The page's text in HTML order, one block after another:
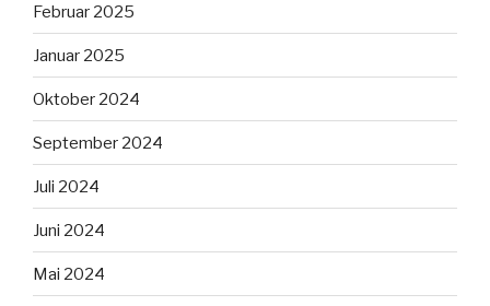
Februar 2025
Januar 2025
Oktober 2024
September 2024
Juli 2024
Juni 2024
Mai 2024